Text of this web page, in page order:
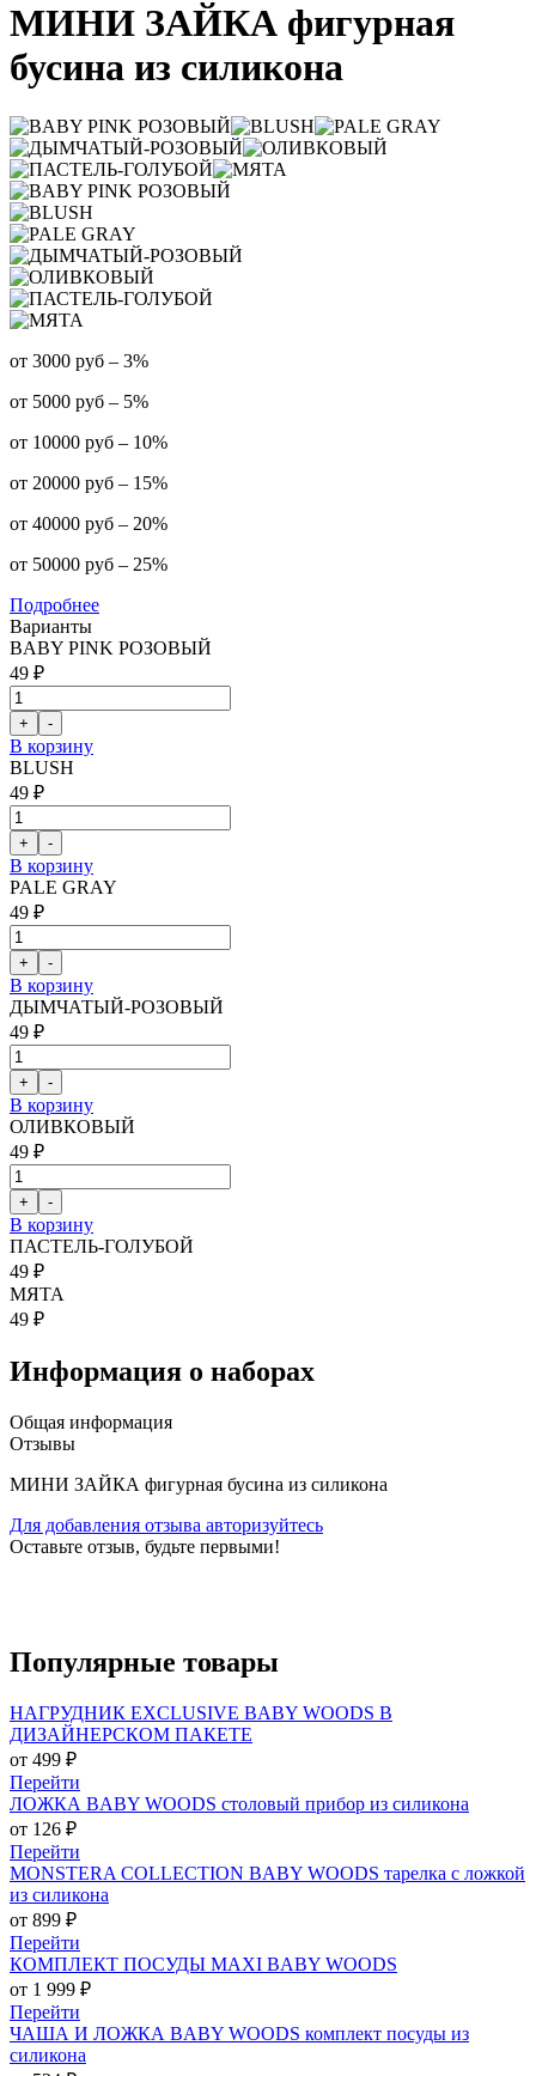
МИНИ ЗАЙКА фигурная
бусина из силикона
от 3000 руб – 3%
от 5000 руб – 5%
от 10000 руб – 10%
от 20000 руб – 15%
от 40000 руб – 20%
от 50000 руб – 25%
Подробнее
Варианты
BABY PINK РОЗОВЫЙ
49 ₽
В корзину
BLUSH
49 ₽
В корзину
PALE GRAY
49 ₽
В корзину
ДЫМЧАТЫЙ-РОЗОВЫЙ
49 ₽
В корзину
ОЛИВКОВЫЙ
49 ₽
В корзину
ПАСТЕЛЬ-ГОЛУБОЙ
49 ₽
МЯТА
49 ₽
Информация о наборах
Общая информация
Отзывы
МИНИ ЗАЙКА фигурная бусина из силикона
Для добавления отзыва авторизуйтесь
Оставьте отзыв, будьте первыми!
Популярные товары
НАГРУДНИК EXCLUSIVE BABY WOODS В
ДИЗАЙНЕРСКОМ ПАКЕТЕ
от 499 ₽
Перейти
ЛОЖКА BABY WOODS столовый прибор из силикона
от 126 ₽
Перейти
MONSTERA COLLECTION BABY WOODS тарелка с ложкой
из силикона
от 899 ₽
Перейти
КОМПЛЕКТ ПОСУДЫ MAXI BABY WOODS
от 1 999 ₽
Перейти
ЧАША И ЛОЖКА BABY WOODS комплект посуды из
силикона